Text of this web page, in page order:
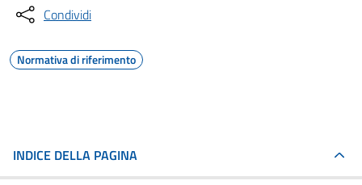
Condividi
Normativa di riferimento
INDICE DELLA PAGINA